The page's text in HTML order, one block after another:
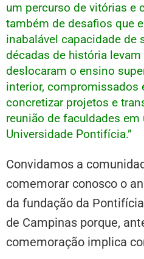
um percurso de vitórias e
também de desafios que
inabalável capacidade de
décadas de história
deslocaram o ensino
interior, compromissados
concretizar projetos e
reunião de faculdades em
Universidade Pontifícia.”
Convidamos a
comemorar conosco o
da fundação da
de Campinas porque,
comemoração implica